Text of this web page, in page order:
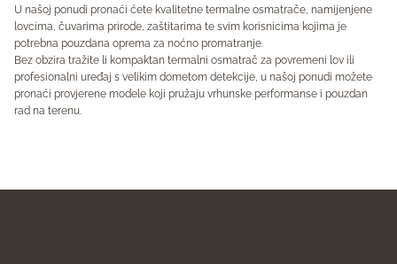
U našoj ponudi pronaći ćete kvalitetne termalne osmatrače, namijenjene
lovcima, čuvarima prirode, zaštitarima te svim korisnicima kojima je
potrebna pouzdana oprema za noćno promatranje.
Bez obzira tražite li kompaktan termalni osmatrač za povremeni lov ili
profesionalni uređaj s velikim dometom detekcije, u našoj ponudi možete
pronaći provjerene modele koji pružaju vrhunske performanse i pouzdan
rad na terenu.